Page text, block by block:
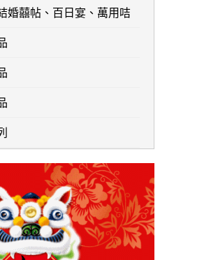
婚囍帖、百日宴、萬用咭